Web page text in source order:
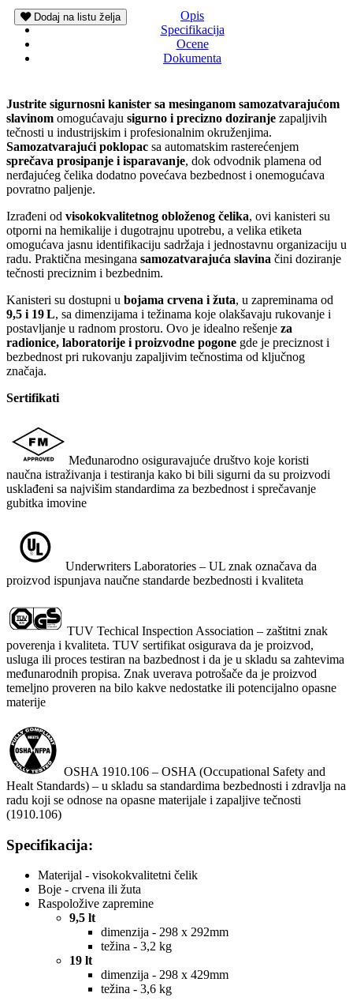
Dodaj na listu želja
Opis
Specifikacija
Ocene
Dokumenta
Justrite sigurnosni kanister sa mesinganom samozatvarajućom
slavinom omogućavaju sigurno i precizno doziranje zapaljivih
tečnosti u industrijskim i profesionalnim okruženjima.
Samozatvarajući poklopac sa automatskim rasterećenjem
sprečava prosipanje i isparavanje, dok odvodnik plamena od
nerđajućeg čelika dodatno povećava bezbednost i onemogućava
povratno paljenje.
Izrađeni od visokokvalitetnog obloženog čelika, ovi kanisteri su
otporni na hemikalije i dugotrajnu upotrebu, a velika etiketa
omogućava jasnu identifikaciju sadržaja i jednostavnu organizaciju u
radu. Praktična mesingana samozatvarajuća slavina čini doziranje
tečnosti preciznim i bezbednim.
Kanisteri su dostupni u bojama crvena i žuta, u zapreminama od
9,5 i 19 L, sa dimenzijama i težinama koje olakšavaju rukovanje i
postavljanje u radnom prostoru. Ovo je idealno rešenje za
radionice, laboratorije i proizvodne pogone gde je preciznost i
bezbednost pri rukovanju zapaljivim tečnostima od ključnog
značaja.
Sertifikati
Međunarodno osiguravajuće društvo koje koristi
naučna istraživanja i testiranja kako bi bili sigurni da su proizvodi
usklađeni sa najvišim standardima za bezbednost i sprečavanje
gubitka imovine
Underwriters Laboratories – UL znak označava da
proizvod ispunjava naučne standarde bezbednosti i kvaliteta
TUV Techical Inspection Association – zaštitni znak
poverenja i kvaliteta. TUV sertifikat osigurava da je proizvod,
usluga ili proces testiran na bazbednost i da je u skladu sa zahtevima
međunarodnih propisa. Znak uverava potrošače da je proizvod
temeljno proveren na bilo kakve nedostatke ili potencijalno opasne
materije
OSHA 1910.106 – OSHA (Occupational Safety and
Healt Standards) – u skladu sa standardima bezbednosti i zdravlja na
radu koji se odnose na opasne materijale i zapaljive tečnosti
(1910.106)
Specifikacija:
Materijal - visokokvalitetni čelik
Boje - crvena ili žuta
Raspoložive zapremine
9,5 lt
dimenzija - 298 x 292mm
težina - 3,2 kg
19 lt
dimenzija - 298 x 429mm
težina - 3,6 kg